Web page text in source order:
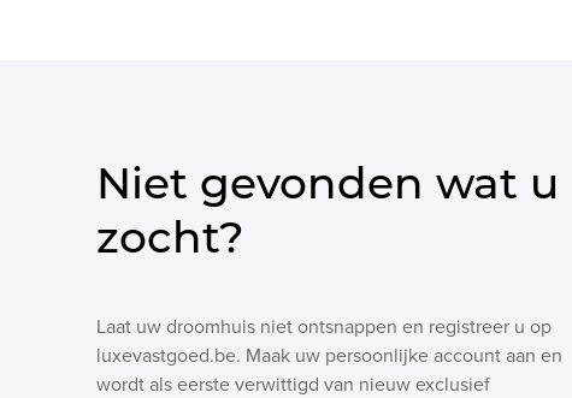
Niet gevonden wat u
zocht?
Laat uw droomhuis niet ontsnappen en registreer u op
luxevastgoed.be. Maak uw persoonlijke account aan en
wordt als eerste verwittigd van nieuw exclusief